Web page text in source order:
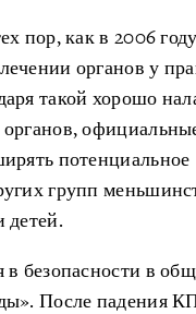
пор, как в 2006
органов у
такой хорошо
органов,
потенциальное
групп
детей.
в безопасности в
После падения